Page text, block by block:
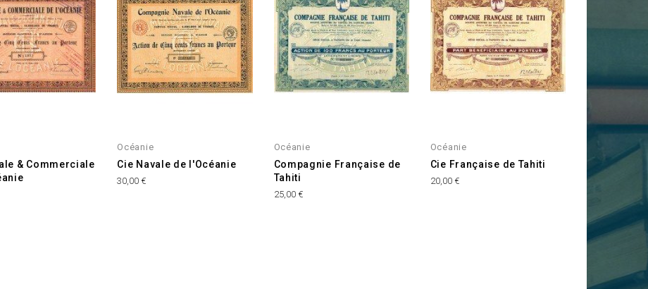
& Commerciale
Océanie
Cie Navale de l'Océanie
Prix
30,00 €
Océanie
Compagnie Française de
Tahiti
Prix
25,00 €
Océanie
Cie Française de Tahiti
Prix
20,00 €